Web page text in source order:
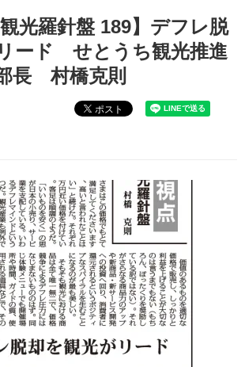
観光羅針盤 189】デフレ脱
ード せとうち観光推進
長 村橋克則
ポスト